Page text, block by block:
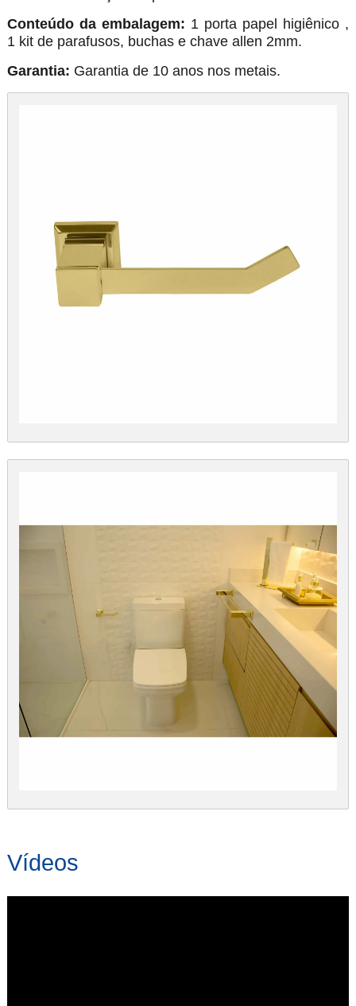
Conteúdo da embalagem: 1 porta papel higiênico ,
1 kit de parafusos, buchas e chave allen 2mm.
Garantia: Garantia de 10 anos nos metais.
Vídeos